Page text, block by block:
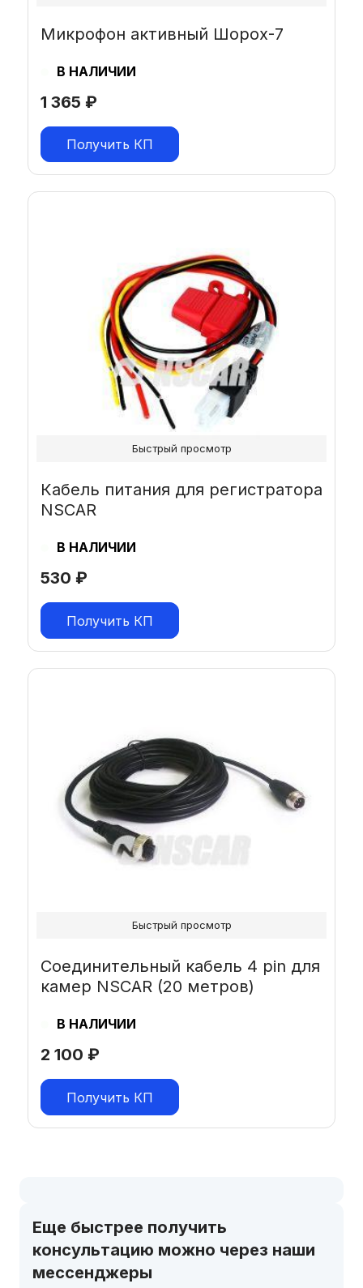
1 365 ₽
Микрофон активный Шорох-7
В НАЛИЧИИ
Получить КП
530 ₽
Кабель питания для регистратора
NSCAR
В НАЛИЧИИ
Получить КП
Быстрый просмотр
2 100 ₽
Соединительный кабель 4 pin для
камер NSCAR (20 метров)
В НАЛИЧИИ
Получить КП
Быстрый просмотр
Еще быстрее получить
консультацию можно через наши
мессенджеры